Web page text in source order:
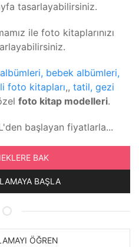
tasarlayabilirsiniz.
ile foto kitaplarınızı
bebek albümleri,
foto kitapları,, tatil, gezi
foto kitap modelleri.
başlayan fiyatlarla...
BAK
BAŞLA
ÖĞREN